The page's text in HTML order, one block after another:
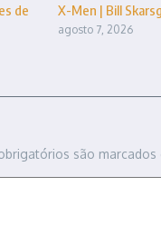
de
X-Men | Bill
agosto 7, 2026
são marcados